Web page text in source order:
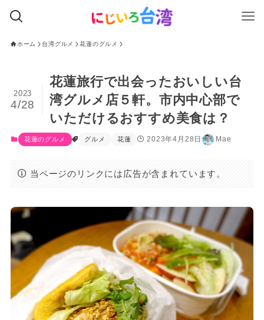
ホーム 台湾グルメ 花蓮のグルメ
花蓮旅行で出会ったおいしい台
湾グルメ店５軒。市内中心部で
いただけるおすすめ美食は？
2023
4/28
花蓮のグルメ グルメ 花蓮 2023年4月28日 Mae
当ページのリンクには広告が含まれています。